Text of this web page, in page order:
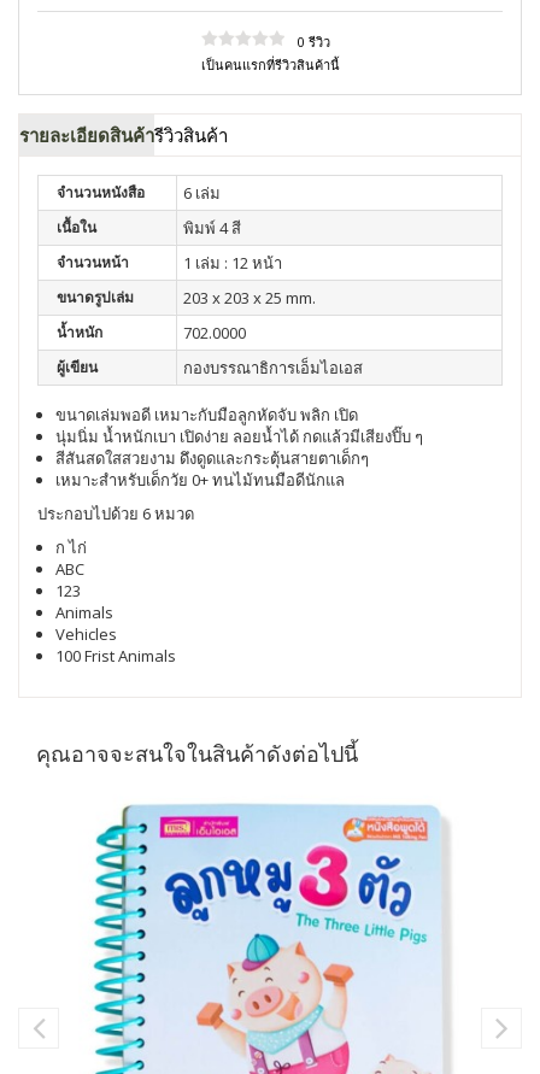
0 รีวิว
เป็นคนแรกที่รีวิวสินค้านี้
รายละเอียดสินค้ารีวิวสินค้า
จำนวนหนังสือ 6 เล่ม
เนื้อใน พิมพ์ 4 สี
จำนวนหน้า 1 เล่ม : 12 หน้า
ขนาดรูปเล่ม 203 x 203 x 25 mm.
น้ำหนัก 702.0000
ผู้เขียน กองบรรณาธิการเอ็มไอเอส
ขนาดเล่มพอดี เหมาะกับมือลูกหัดจับพลิก เปิด
นุ่มนิ่ม น้ำหนักเบา เปิดง่าย ลอยน้ำได้ กดแล้วมีเสียงปิ๊บ ๆ
สีสันสดใสสวยงาม ดึงดูดและกระตุ้นสายตาเด็กๆ
เหมาะสำหรับเด็กวัย 0+ทนไม้ทนมือดีนักแล
ประกอบไปด้วย 6 หมวด
ก ไก่
ABC
123
Animals
Vehicles
100 Frist Animals
คุณอาจจะสนใจในสินค้าดังต่อไปนี้